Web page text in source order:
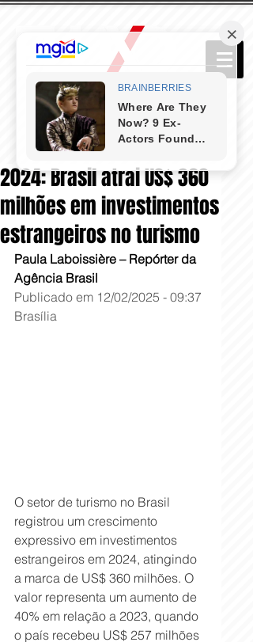
2024: Brasil atrai US$ 360
milhões em investimentos
estrangeiros no turismo
Paula Laboissière – Repórter da
Agência Brasil
Publicado em 12/02/2025 - 09:37
Brasília
O setor de turismo no Brasil
registrou um crescimento
expressivo em investimentos
estrangeiros em 2024, atingindo
a marca de US$ 360 milhões. O
valor representa um aumento de
40% em relação a 2023, quando
o país recebeu US$ 257 milhões